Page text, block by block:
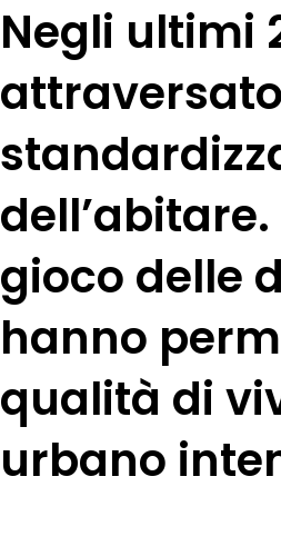
Negli ultimi
gioco delle
hanno
qualità di
urbano